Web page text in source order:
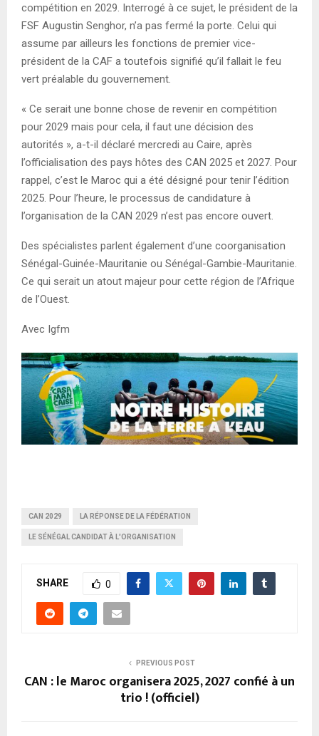
compétition en 2029. Interrogé à ce sujet, le président de la
FSF Augustin Senghor, n’a pas fermé la porte. Celui qui
assume par ailleurs les fonctions de premier vice-
président de la CAF a toutefois signifié qu’il fallait le feu
vert préalable du gouvernement.
« Ce serait une bonne chose de revenir en compétition
pour 2029 mais pour cela, il faut une décision des
autorités », a-t-il déclaré mercredi au Caire, après
l’officialisation des pays hôtes des CAN 2025 et 2027. Pour
rappel, c’est le Maroc qui a été désigné pour tenir l’édition
2025. Pour l’heure, le processus de candidature à
l’organisation de la CAN 2029 n’est pas encore ouvert.
Des spécialistes parlent également d’une coorganisation
Sénégal-Guinée-Mauritanie ou Sénégal-Gambie-Mauritanie.
Ce qui serait un atout majeur pour cette région de l’Afrique
de l’Ouest.
Avec Igfm
CAN 2029 LA RÉPONSE DE LA FÉDÉRATION
LE SÉNÉGAL CANDIDAT À L'ORGANISATION
SHARE 0
PREVIOUS POST
CAN : le Maroc organisera 2025, 2027 confié à un
trio ! (officiel)